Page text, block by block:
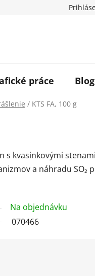
práce Blog
/ KTS FA, 100 g
s kvasinkovými
a náhradu SO₂
Na objednávku
070466